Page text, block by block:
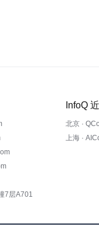
7层A701
InfoQ
北京 ·
上海 ·